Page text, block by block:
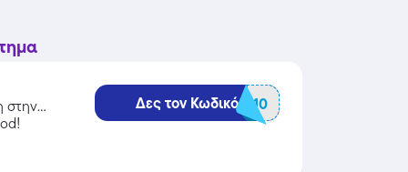
στην
Δες τον Κωδικό
BGTORCH10